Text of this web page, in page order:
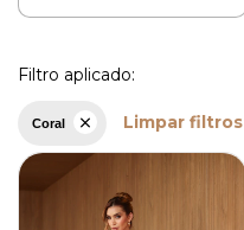
Filtro aplicado:
Coral Limpar filtros